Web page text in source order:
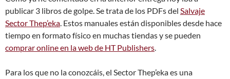
publicar 3 libros de golpe. Se trata de los PDFs del Salvaje
Sector Thep’eka. Estos manuales están disponibles desde hace
tiempo en formato físico en muchas tiendas y se pueden
comprar online en la web de HT Publishers.
Para los que no la conozcáis, el Sector Thep’eka es una